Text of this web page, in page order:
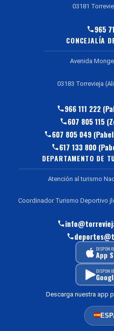
03181
965
CONCEJALÍA
Avenida
03183 Torrevieja
966 111 222
607 805 115
607 805 049
617 133 800
DEPARTAMENTO DE
Atención al turismo
Coordinador Turismo Deportivo
App
Descarga nuestra app